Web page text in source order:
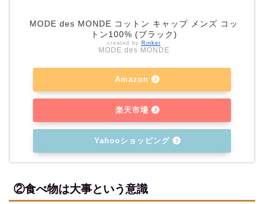
MODE des MONDE コットン キャップ メンズ コッ
トン100% (ブラック)
created by Rinker
MODE des MONDE
Amazon
楽天市場
Yahooショッピング
②食べ物は大事という意識